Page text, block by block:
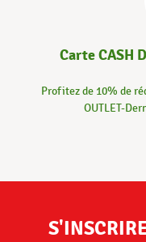
Carte CASH
Profitez de 10% de
OUTLET-